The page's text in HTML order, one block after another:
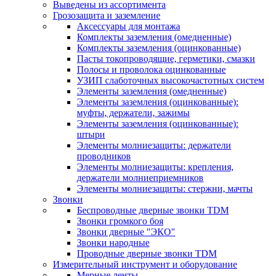
Выведены из ассортимента
Грозозащита и заземление
Аксессуары для монтажа
Комплекты заземления (омедненные)
Комплекты заземления (оцинкованные)
Пасты токопроводящие, герметики, смазки
Полосы и проволока оцинкованные
УЗИП слаботочных высокочастотных систем
Элементы заземления (омедненные)
Элементы заземления (оцинкованные):
муфты, держатели, зажимы
Элементы заземления (оцинкованные):
штыри
Элементы молниезащиты: держатели
проводников
Элементы молниезащиты: крепления,
держатели молниеприемников
Элементы молниезащиты: стержни, мачты
Звонки
Беспроводные дверные звонки TDM
Звонки громкого боя
Звонки дверные "ЭКО"
Звонки народные
Проводные дверные звонки TDM
Измерительный инструмент и оборудование